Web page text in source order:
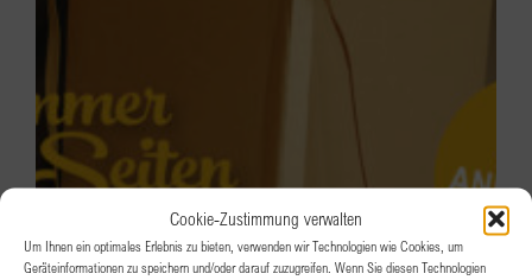
Cookie-Zustimmung verwalten
Um Ihnen ein optimales Erlebnis zu bieten, verwenden wir Technologien wie Cookies, um
Geräteinformationen zu speichern und/oder darauf zuzugreifen. Wenn Sie diesen Technologien